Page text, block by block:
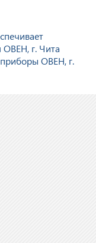
ОВЕН, г. Чита
ОВЕН, г.